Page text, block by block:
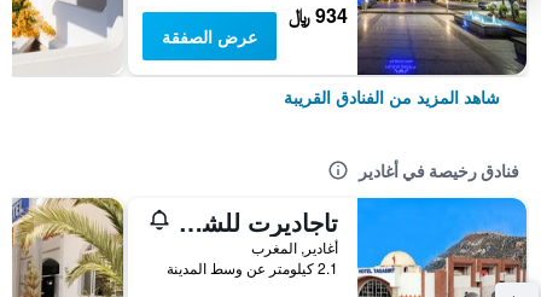
934 ﷼
عرض الصفقة
شاهد المزيد من الفنادق القريبة
فنادق رخيصة في أغادير
تاجاديرت للشقق الفندقية
أغادير, المغرب
2.1 كيلومتر عن وسط المدينة